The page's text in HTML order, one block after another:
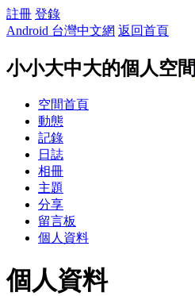
註冊 登錄
Android 台灣中文網 返回首頁
小小大中大的個人空間
空間首頁
動態
記錄
日誌
相冊
主題
分享
留言板
個人資料
個人資料